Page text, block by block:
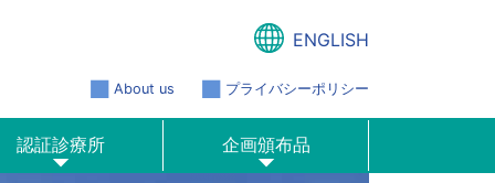
ENGLISH
About us プライバシーポリシー
認証診療所 企画頒布品